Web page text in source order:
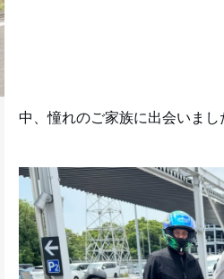
GW
中、憧れのご家族に出会いまし